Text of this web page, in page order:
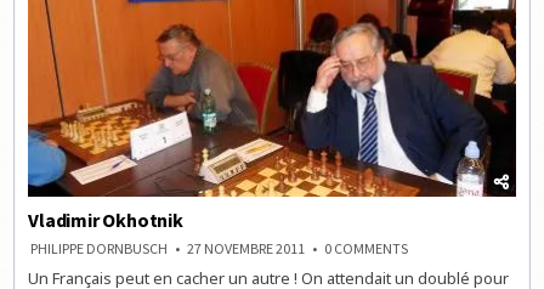
Vladimir Okhotnik
PHILIPPE DORNBUSCH 27 NOVEMBRE 2011 0 COMMENTSON
OKHOTNIK
Un Français peut en cacher un autre ! On attendait un doublé pour